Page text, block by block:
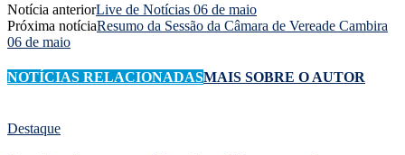
Notícia anteriorLive de Notícias 06 de maio
Próxima notíciaResumo da Sessão da Câmara de Vereade Cambira
06 de maio
NOTÍCIAS RELACIONADASMAIS SOBRE O AUTOR
Destaque